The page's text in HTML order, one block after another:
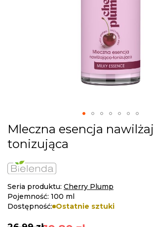
Skip
to
the
of
the
images
gallery
Mleczna esencja
tonizująca
Seria produktu: Cherry Plump
Pojemność: 100 ml
Dostępność: Ostatnie sztuki